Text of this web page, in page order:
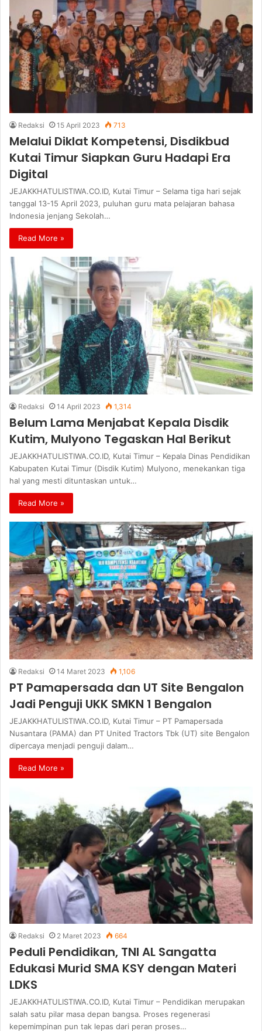
Redaksi 15 April 2023 713
Melalui Diklat Kompetensi, Disdikbud
Kutai Timur Siapkan Guru Hadapi Era
Digital
JEJAKKHATULISTIWA.CO.ID, Kutai Timur – Selama tiga hari sejak
tanggal 13-15 April 2023, puluhan guru mata pelajaran bahasa
Indonesia jenjang Sekolah…
Read More »
Redaksi 14 April 2023 1,314
Belum Lama Menjabat Kepala Disdik
Kutim, Mulyono Tegaskan Hal Berikut
JEJAKKHATULISTIWA.CO.ID, Kutai Timur – Kepala Dinas Pendidikan
Kabupaten Kutai Timur (Disdik Kutim) Mulyono, menekankan tiga
hal yang mesti dituntaskan untuk…
Read More »
Redaksi 14 Maret 2023 1,106
PT Pamapersada dan UT Site Bengalon
Jadi Penguji UKK SMKN 1 Bengalon
JEJAKKHATULISTIWA.CO.ID, Kutai Timur – PT Pamapersada
Nusantara (PAMA) dan PT United Tractors Tbk (UT) site Bengalon
dipercaya menjadi penguji dalam…
Read More »
Redaksi 2 Maret 2023 664
Peduli Pendidikan, TNI AL Sangatta
Edukasi Murid SMA KSY dengan Materi
LDKS
JEJAKKHATULISTIWA.CO.ID, Kutai Timur – Pendidikan merupakan
salah satu pilar masa depan bangsa. Proses regenerasi
kepemimpinan pun tak lepas dari peran proses…